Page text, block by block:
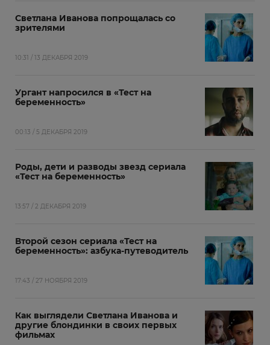
Светлана Иванова попрощалась со
зрителями
10:31 / 13 ДЕКАБРЯ 2019
Ургант напросился в «Тест на
беременность»
00:13 / 5 ДЕКАБРЯ 2019
Роды, дети и разводы звезд сериала
«Тест на беременность»
13:57 / 2 ДЕКАБРЯ 2019
Второй сезон сериала «Тест на
беременность»: азбука-путеводитель
17:43 / 27 НОЯБРЯ 2019
Как выглядели Светлана Иванова и
другие блондинки в своих первых
фильмах